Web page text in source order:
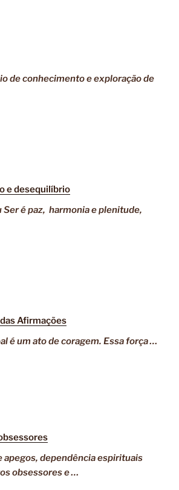
de conhecimento e exploração de
e desequilíbrio
Ser é paz, harmonia e plenitude,
Afirmações
é um ato de coragem. Essa força …
apegos, dependência espirituais
obsessores e …